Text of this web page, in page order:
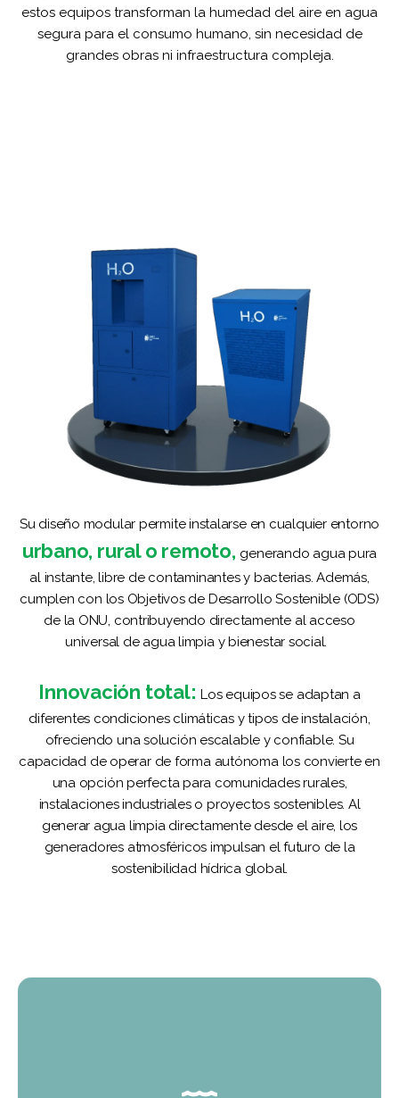
estos equipos transforman la humedad del aire en agua
segura para el consumo humano, sin necesidad de
grandes obras ni infraestructura compleja.
Su diseño modular permite instalarse en cualquier entorno
urbano, rural o remoto, generando agua pura
al instante, libre de contaminantes y bacterias. Además,
cumplen con los Objetivos de Desarrollo Sostenible (ODS)
de la ONU, contribuyendo directamente al acceso
universal de agua limpia y bienestar social.
Innovación total:Los equipos se adaptan a
diferentes condiciones climáticas y tipos de instalación,
ofreciendo una solución escalable y confiable. Su
capacidad de operar de forma autónoma los convierte en
una opción perfecta para comunidades rurales,
instalaciones industriales o proyectos sostenibles. Al
generar agua limpia directamente desde el aire, los
generadores atmosféricos impulsan el futuro de la
sostenibilidad hídrica global.